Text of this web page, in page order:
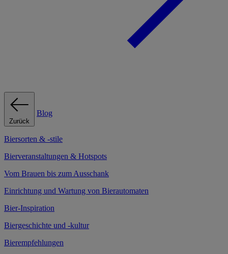
Zurück
Blog
Biersorten & -stile
Bierveranstaltungen & Hotspots
Vom Brauen bis zum Ausschank
Einrichtung und Wartung von Bierautomaten
Bier-Inspiration
Biergeschichte und -kultur
Bierempfehlungen